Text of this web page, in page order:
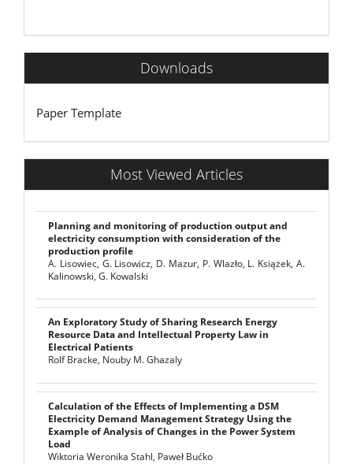
Downloads
Paper Template
Most Viewed Articles
Planning and monitoring of production output and
electricity consumption with consideration of the
production profile
A. Lisowiec, G. Lisowicz, D. Mazur, P. Wlazło, L. Książek, A.
Kalinowski, G. Kowalski
An Exploratory Study of Sharing Research Energy
Resource Data and Intellectual Property Law in
Electrical Patients
Rolf Bracke, Nouby M. Ghazaly
Calculation of the Effects of Implementing a DSM
Electricity Demand Management Strategy Using the
Example of Analysis of Changes in the Power System
Load
Wiktoria Weronika Stahl, Paweł Bućko